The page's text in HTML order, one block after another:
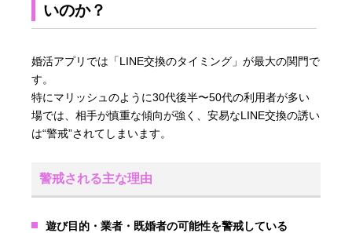
いのか？
婚活アプリでは「LINE交換のタイミング」が最大の関門で
す。
特にマリッシュのように30代後半〜50代の利用者が多い
場では、相手が慎重な傾向が強く、安易なLINE交換の誘い
は“警戒”されてしまいます。
警戒される主な理由
遊び目的・業者・既婚者の可能性を警戒している